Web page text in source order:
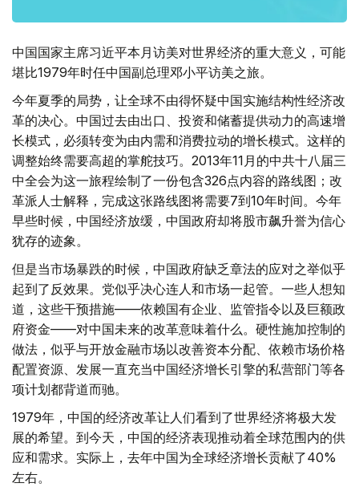
中国国家主席习近平本月访美对世界经济的重大意义，可能
堪比1979年时任中国副总理邓小平访美之旅。
今年夏季的局势，让全球不由得怀疑中国实施结构性经济改
革的决心。中国过去由出口、投资和储蓄提供动力的高速增
长模式，必须转变为由内需和消费拉动的增长模式。这样的
调整始终需要高超的掌舵技巧。2013年11月的中共十八届三
中全会为这一旅程绘制了一份包含326点内容的路线图；改
革派人士解释，完成这张路线图将需要7到10年时间。今年
早些时候，中国经济放缓，中国政府却将股市飙升誉为信心
犹存的迹象。
但是当市场暴跌的时候，中国政府缺乏章法的应对之举似乎
起到了反效果。党似乎决心连人和市场一起管。一些人想知
道，这些干预措施——依赖国有企业、监管指令以及巨额政
府资金——对中国未来的改革意味着什么。硬性施加控制的
做法，似乎与开放金融市场以改善资本分配、依赖市场价格
配置资源、发展一直充当中国经济增长引擎的私营部门等各
项计划都背道而驰。
1979年，中国的经济改革让人们看到了世界经济将极大发
展的希望。到今天，中国的经济表现推动着全球范围内的供
应和需求。实际上，去年中国为全球经济增长贡献了40%
左右。